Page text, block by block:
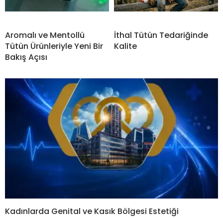
Aromalı ve Mentollü
Tütün Ürünleriyle Yeni Bir
Bakış Açısı
İthal Tütün Tedariğinde
Kalite
Kadınlarda Genital ve Kasık Bölgesi Estetiği